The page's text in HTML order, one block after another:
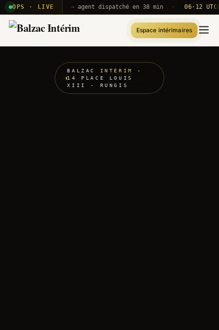
OPS · LIVE
· B71Push A320 — agent dispatché en 38 min · 06·12 UTC
Espace intérimaires
BALZAC INTÉRIM
·
14 PLACE LOUIS
XIII · RUNGIS